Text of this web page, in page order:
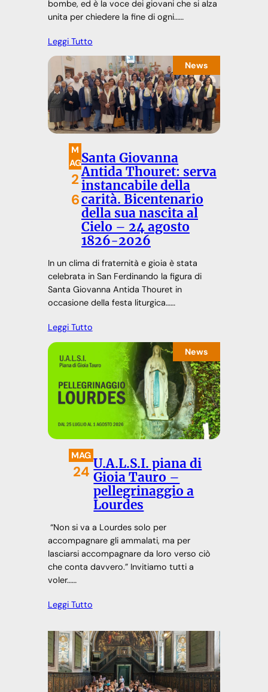
bombe, ed è la voce dei giovani che si alza
unita per chiedere la fine di ogni……
Leggi Tutto
News
M
AG
2
6
Santa Giovanna
Antida Thouret: serva
instancabile della
carità. Bicentenario
della sua nascita al
Cielo – 24 agosto
1826-2026
In un clima di fraternità e gioia è stata
celebrata in San Ferdinando la figura di
Santa Giovanna Antida Thouret in
occasione della festa liturgica……
Leggi Tutto
News
MAG
24 U.A.L.S.I. piana di
Gioia Tauro –
pellegrinaggio a
Lourdes
“Non si va a Lourdes solo per
accompagnare gli ammalati, ma per
lasciarsi accompagnare da loro verso ciò
che conta davvero.” Invitiamo tutti a
voler……
Leggi Tutto